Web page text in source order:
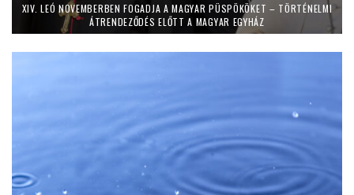
XIV. LEÓ NOVEMBERBEN FOGADJA A MAGYAR PÜSPÖKÖKET – TÖRTÉNELMI
ÁTRENDEZŐDÉS ELŐTT A MAGYAR EGYHÁZ